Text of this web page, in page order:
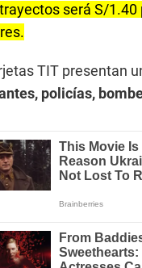
será S/
TIT presentan
policías,